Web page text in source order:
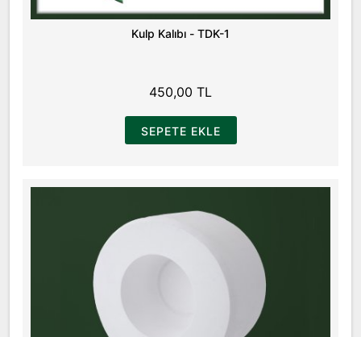
Kulp Kalıbı - TDK-1
450,00 TL
SEPETE EKLE